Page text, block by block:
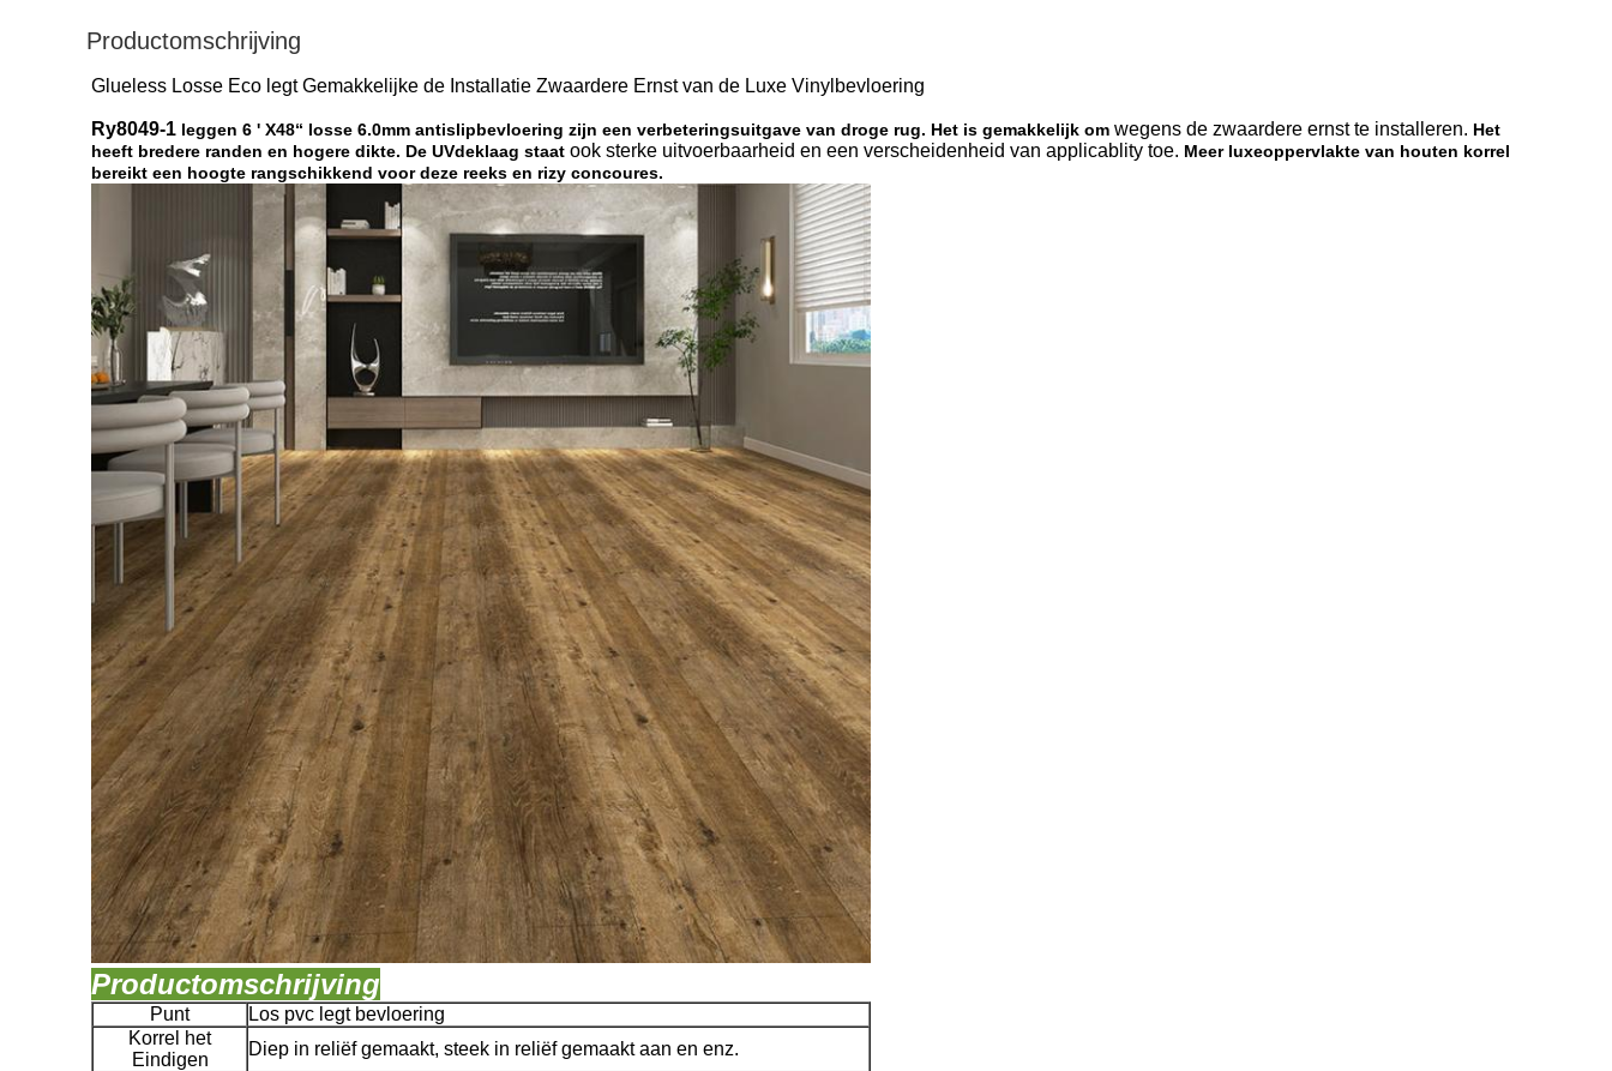
Productomschrijving
Glueless Losse Eco legt Gemakkelijke de Installatie Zwaardere Ernst van de Luxe Vinylbevloering
Ry8049-1 leggen 6 ' X48“ losse 6.0mm antislipbevloering zijn een verbeteringsuitgave van droge rug. Het is gemakkelijk om wegens de zwaardere ernst te installeren. Het
heeft bredere randen en hogere dikte. De UVdeklaag staat ook sterke uitvoerbaarheid en een verscheidenheid van applicablity toe. Meer luxeoppervlakte van houten korrel
bereikt een hoogte rangschikkend voor deze reeks en rizy concoures.
Productomschrijving
Punt
Los pvc legt bevloering
Korrel het
Eindigen
Diep in reliëf gemaakt, steek in reliëf gemaakt aan en enz.